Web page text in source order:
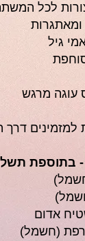
לכל
ומאתגרות
גיל
עוגה מרגש
- בתוספת
אדום
(חשמל)